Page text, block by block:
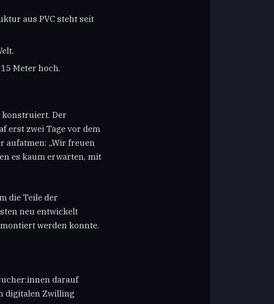
aus PVC steht seit
Meter hoch.
konstruiert. Der
erst zwei Tage vor dem
aufatmen: „Wir freuen
es kaum erwarten, mit
die Teile der
neu entwickelt
werden konnte.
darauf
digitalen Zwilling